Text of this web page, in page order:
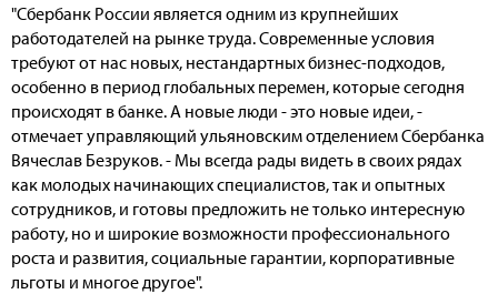
"Сбербанк России является одним из крупнейших
работодателей на рынке труда. Современные условия
требуют от нас новых, нестандартных бизнес-подходов,
особенно в период глобальных перемен, которые сегодня
происходят в банке. А новые люди - это новые идеи, -
отмечает управляющий ульяновским отделением Сбербанка
Вячеслав Безруков. - Мы всегда рады видеть в своих рядах
как молодых начинающих специалистов, так и опытных
сотрудников, и готовы предложить не только интересную
работу, но и широкие возможности профессионального
роста и развития, социальные гарантии, корпоративные
льготы и многое другое".